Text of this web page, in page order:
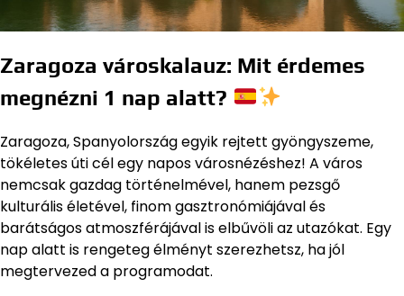
Zaragoza városkalauz: Mit érdemes
megnézni 1 nap alatt?
Zaragoza, Spanyolország egyik rejtett gyöngyszeme,
tökéletes úti cél egy napos városnézéshez! A város
nemcsak gazdag történelmével, hanem pezsgő
kulturális életével, finom gasztronómiájával és
barátságos atmoszférájával is elbűvöli az utazókat. Egy
nap alatt is rengeteg élményt szerezhetsz, ha jól
megtervezed a programodat.